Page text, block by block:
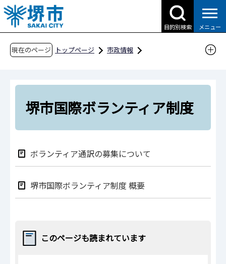
こ
の
ペ
目的別検索 メニュー
現在のページ トップページ
市政情報
外国人支援・国際交流等に関する情報
堺市国際ボランティア制度
堺市国際ボランティア制度
ボランティア通訳の募集について
堺市国際ボランティア制度 概要
このページも読まれています